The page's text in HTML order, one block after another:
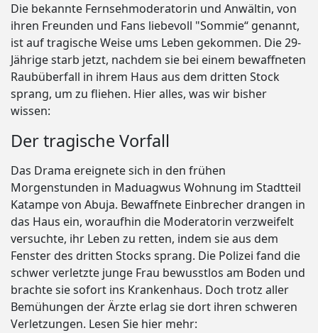
Die bekannte Fernsehmoderatorin und Anwältin, von
ihren Freunden und Fans liebevoll "Sommie“ genannt,
ist auf tragische Weise ums Leben gekommen. Die 29-
Jährige starb jetzt, nachdem sie bei einem bewaffneten
Raubüberfall in ihrem Haus aus dem dritten Stock
sprang, um zu fliehen. Hier alles, was wir bisher
wissen:
Der tragische Vorfall
Das Drama ereignete sich in den frühen
Morgenstunden in Maduagwus Wohnung im Stadtteil
Katampe von Abuja. Bewaffnete Einbrecher drangen in
das Haus ein, woraufhin die Moderatorin verzweifelt
versuchte, ihr Leben zu retten, indem sie aus dem
Fenster des dritten Stocks sprang. Die Polizei fand die
schwer verletzte junge Frau bewusstlos am Boden und
brachte sie sofort ins Krankenhaus. Doch trotz aller
Bemühungen der Ärzte erlag sie dort ihren schweren
Verletzungen. Lesen Sie hier mehr: